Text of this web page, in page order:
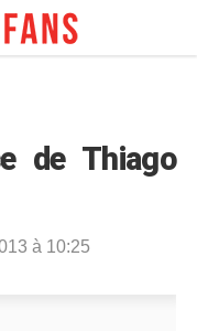
de Thiago
à 10:25